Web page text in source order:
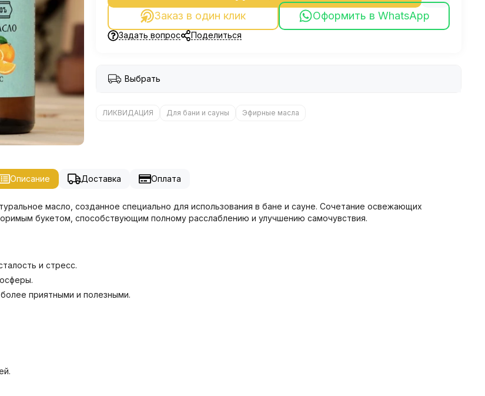
Заказ в один клик
Оформить в WhatsApp
Задать вопрос Поделиться
Выбрать
ЛИКВИДАЦИЯ Для бани и сауны Эфирные масла
Описание Доставка Оплата
масло, созданное специально для использования в бане и сауне. Сочетание освежающих
букетом, способствующим полному расслаблению и улучшению самочувствия.
и стресс.
приятными и полезными.